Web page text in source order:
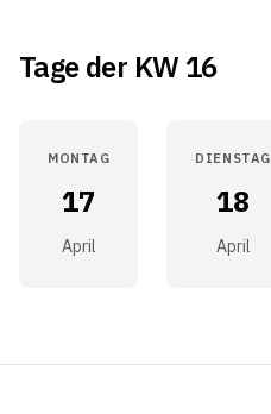
Tage der KW 16
MONTAG
17
April
DIENSTAG
18
April